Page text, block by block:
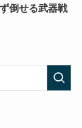
倒せる武器戦